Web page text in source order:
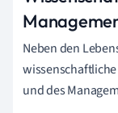
Neben den
und des